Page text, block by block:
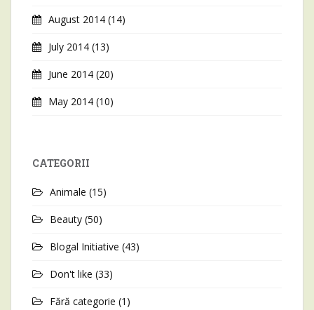
August 2014 (14)
July 2014 (13)
June 2014 (20)
May 2014 (10)
CATEGORII
Animale (15)
Beauty (50)
Blogal Initiative (43)
Don't like (33)
Fără categorie (1)